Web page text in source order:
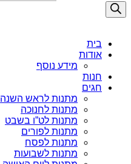
בית
אודות
מידע נוסף
חנות
חגים
מתנות לראש השנה
מתנות לחנוכה
מתנות לט”ו בשבט
מתנות לפורים
מתנות לפסח
מתנות לשבועות